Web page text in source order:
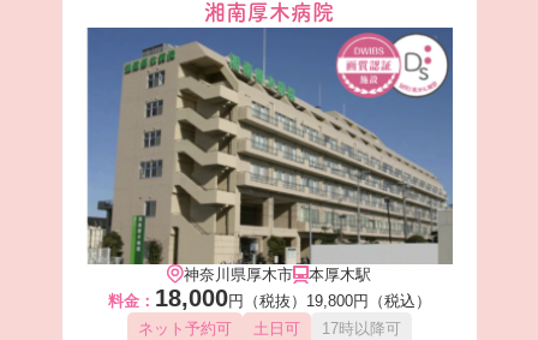
湘南厚木病院
神奈川県厚木市
本厚木駅
料金： 18,000円（税抜） 19,800円（税込）
ネット予約可
土日可
17時以降可